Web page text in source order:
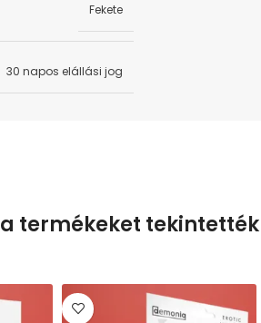
Fekete
30 napos elállási jog
termékeket tekintették